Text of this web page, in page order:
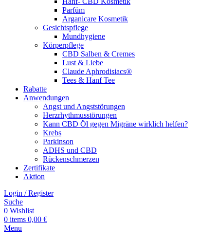
Parfüm
Arganicare Kosmetik
Gesichtspflege
Mundhygiene
Körperpflege
CBD Salben & Cremes
Lust & Liebe
Claude Aphrodisiacs®
Tees & Hanf Tee
Rabatte
Anwendungen
Angst und Angststörungen
Herzrhythmusstörungen
Kann CBD Öl gegen Migräne wirklich helfen?
Krebs
Parkinson
ADHS und CBD
Rückenschmerzen
Zertifikate
Aktion
Login / Register
Suche
0 Wishlist
0 items 0,00 €
Menu